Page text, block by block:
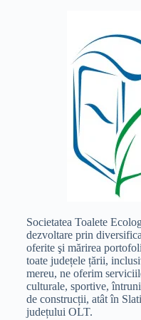
Societatea Toalete
dezvoltare prin
oferite şi mărirea
toate județele țării,
mereu, ne oferim
culturale, sportive,
de construcții, atât în
județului OLT.